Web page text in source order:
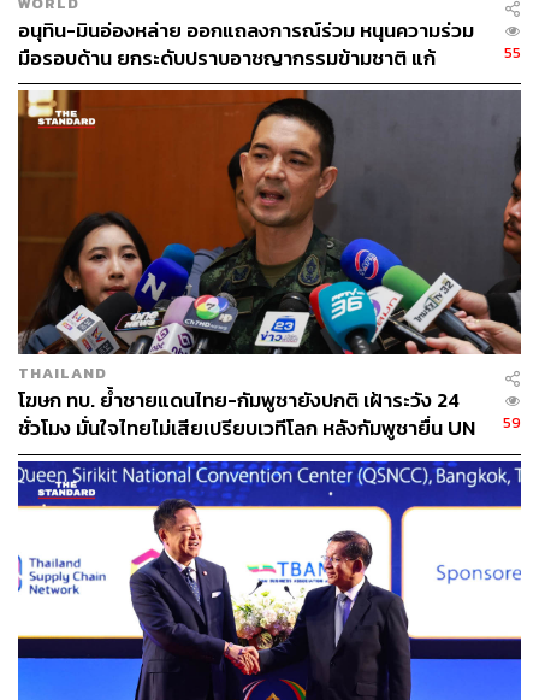
กระบวนการนี้มีหน้าที่ตรงนี้หรือไม่ นี่คือประเด็นที่ 2 ที่ฝ่าย
ไทย ‘ไม่เห็นด้วย’
รองนายกฯ ยังกล่าวถึงความไม่สบายใจ ในประเด็นที่
เกี่ยวข้องกับเจตนารมณ์ร่วมกันของทั้ง 2 ฝ่ายที่เคยหารือกัน
ในระดับนายกรัฐมนตรีว่า จะฟื้นฟูความสัมพันธ์แบบค่อยเป็น
ค่อยไป สร้างความไว้เนื้อเชื่อใจ และเน้นกระบวนการพูดคุย
ระหว่างกันในทุกเรื่อง ที่เป็นปัญหาอุปสรรคต่อความสัมพันธ์
ขณะนี้ ไม่ว่าจะเป็นเขตแดนทางทะเล เขตแดนทางบก หรือ
ประเด็นเกี่ยวกับชายแดน
เพราะฉะนั้นการตัดสินใจของกัมพูชา ทางเลือกของกัมพูชาที่
เสนอเรื่องไปสู่กระบวนการประนอมภาคบังคับ รองนายกฯ จึง
เห็นว่า ‘ไม่สอดคล้อง’ กับเจตนารมณ์ที่ผู้นำของทั้ง 2 ประเทศ
ได้พูดคุยกัน ทำให้เรื่องต่างๆ ที่ฝ่ายไทยอยากจะคุยกับกัมพูชา
ในเรื่องของการสร้างความไว้เนื้อเชื่อใจ เรื่องการแก้ไข
ปัญหาเกี่ยวกับชายแดนทั้งหลาย อาจจะต้องมีการกลับมาท
บทวนพิจารณากันใหม่อีกครั้งหนึ่ง
สีหศักดิ์กล่าวโดยสรุปว่า ฝ่ายไทยต้องชี้แจงไปก่อนว่า
ประเทศไทยมีความเห็นอย่างไรต่อการที่กัมพูชาได้ยื่นเรื่อง
เข้าสู่กระบวนการประนอมภาคบังคับ
ฝ่ายไทย ‘ไม่เห็นด้วย’ กับเหตุผลที่ฝ่ายกัมพูชาให้ว่าการ
อนุทิน-มินอ่องหล่าย ออกแถลงการณ์ร่วม หนุนความร่วม
มือรอบด้าน ยกระดับปราบอาชญากรรมข้ามชาติ แก้
ปัญหาหมอกควัน-มลพิษทางน้ำ
55
THAILAND
โฆษก ทบ. ย้ำชายแดนไทย-กัมพูชายังปกติ เฝ้าระวัง 24
ชั่วโมง มั่นใจไทยไม่เสียเปรียบเวทีโลก หลังกัมพูชายื่น UN
รับรอง MOU43
59